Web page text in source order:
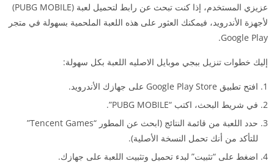
عزيزي المستخدم، إذا كنت تبحث عن رابط لتحميل لعبة (PUBG MOBILE)
لأجهزة الأندرويد، فيمكنك العثور على هذه اللعبة الملحمية بسهولة في متجر
Google Play.
إليك خطوات تنزيل ببجي موبايل الاصليه اللعبة بكل سهولة:
افتح تطبيق Google Play Store على جهازك الأندرويد.
في شريط البحث، اكتب “PUBG MOBILE”.
حدد اللعبة من قائمة النتائج (ابحث عن المطور “Tencent Games”
للتأكد من أنك تحمل النسخة الأصلية).
اضغط على “تثبيت” لبدء تحميل وتثبيت اللعبة على جهازك.